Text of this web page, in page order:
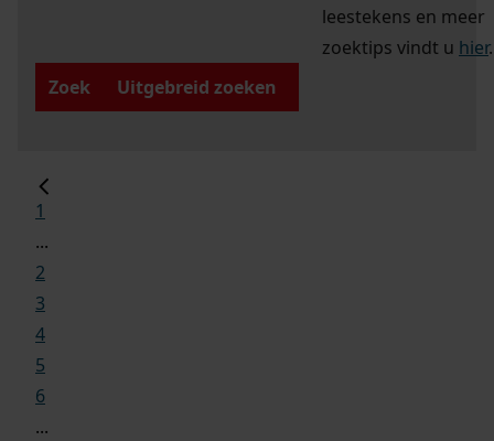
leestekens en meer
zoektips vindt u hier.
Zoek
Uitgebreid zoeken
1
...
2
3
4
5
6
...